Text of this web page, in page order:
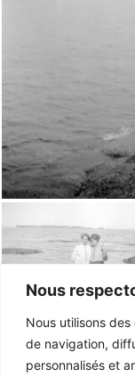
Nous
Nous utilisons
de navigation,
personnalisés et